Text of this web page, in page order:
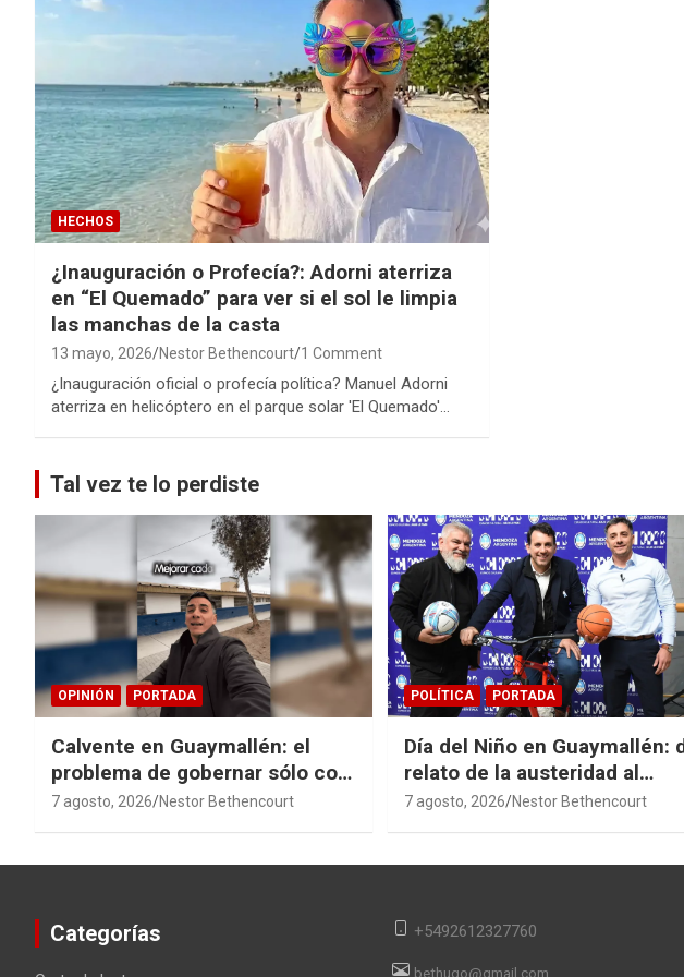
HECHOS
¿Inauguración o Profecía?: Adorni aterriza
en “El Quemado” para ver si el sol le limpia
las manchas de la casta
13 mayo, 2026 Nestor Bethencourt 1 Comment
¿Inauguración oficial o profecía política? Manuel Adorni
aterriza en helicóptero en el parque solar 'El Quemado'…
Tal vez te lo perdiste
OPINIÓN PORTADA
Calvente en Guaymallén: el
problema de gobernar sólo con
buenas noticias
7 agosto, 2026 Nestor Bethencourt
POLÍTICA PORTADA
Día del Niño en Guaymallén:
relato de la austeridad al
derroche de $74 millones
7 agosto, 2026 Nestor Bethencourt
Categorías +5492612327760
bethugo@gmail.com